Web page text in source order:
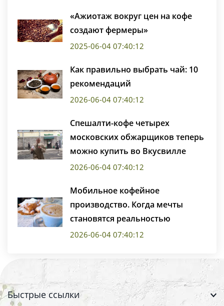
«Ажиотаж вокруг цен на кофе
создают фермеры»
2025-06-04 07:40:12
Как правильно выбрать чай: 10
рекомендаций
2026-06-04 07:40:12
Спешалти-кофе четырех
московских обжарщиков теперь
можно купить во Вкусвилле
2026-06-04 07:40:12
Мобильное кофейное
производство. Когда мечты
становятся реальностью
2026-06-04 07:40:12
Быстрые ссылки